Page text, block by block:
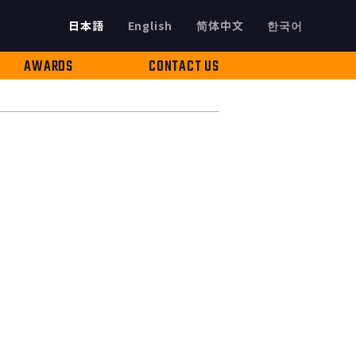
日本語 한국어
English 简体中文
AWARDS CONTACT US